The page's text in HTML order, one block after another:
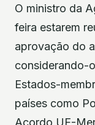
O ministro da
feira estarem
aprovação do
considerando-
Estados-
países como
Acordo UE-